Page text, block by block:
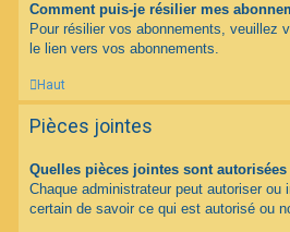
Comment puis-je résilier mes
Pour résilier vos abonnements, veuillez
le lien vers vos abonnements.
Haut
Pièces jointes
Quelles pièces jointes sont
Chaque administrateur peut autoriser
certain de savoir ce qui est autorisé ou